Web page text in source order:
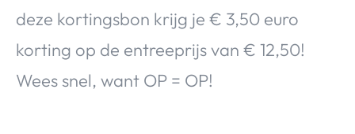
deze kortingsbon krijg je € 3,50 euro
korting op de entreeprijs van € 12,50!
Wees snel, want OP = OP!